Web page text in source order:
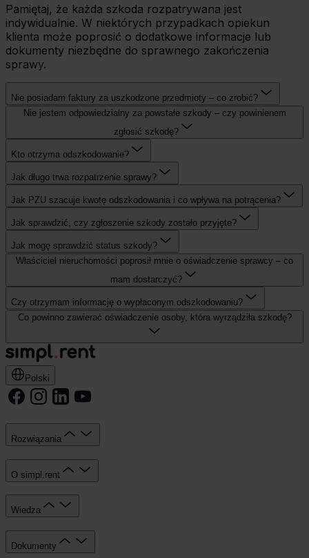
Pamiętaj, że każda szkoda rozpatrywana jest
indywidualnie. W niektórych przypadkach opiekun
klienta może poprosić o dodatkowe informacje lub
dokumenty niezbędne do sprawnego zakończenia
sprawy.
Nie posiadam faktury za uszkodzone przedmioty – co zrobić?
Nie jestem odpowiedzialny za powstałe szkody – czy powinienem
zgłosić szkodę?
Kto otrzyma odszkodowanie?
Jak długo trwa rozpatrzenie sprawy?
Jak PZU szacuje kwotę odszkodowania i co wpływa na potrącenia?
Jak sprawdzić, czy zgłoszenie szkody zostało przyjęte?
Jak mogę sprawdzić status szkody?
Właściciel nieruchomości poprosił mnie o oświadczenie sprawcy – co
mam dostarczyć?
Czy otrzymam informację o wypłaconym odszkodowaniu?
Co powinno zawierać oświadczenie osoby, która wyrządziła szkodę?
Polski
Rozwiązania
O simpl.rent
Wiedza
Dokumenty